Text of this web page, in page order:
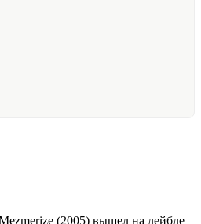
(2005) вышел на лейбле